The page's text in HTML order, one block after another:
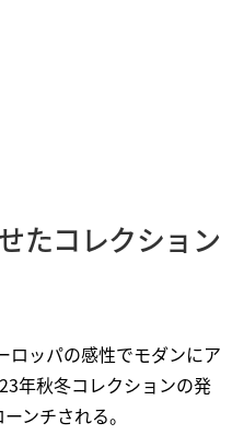
たコレクション
ロッパの感性でモダンにア
年秋冬コレクションの発
ンチされる。